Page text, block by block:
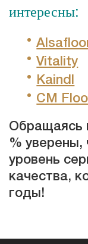
интересны:
Vitality
Kaindl
CM
Обращаясь
% уверены,
уровень
качества,
годы!